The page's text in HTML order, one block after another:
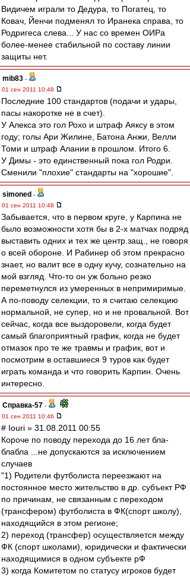
Видичем играли то Дедура, то Погатец, то
Ковач, Йенчи подменял то Иранека справа, то
Родригеса слева... У нас со времен ОИРа
более-менее стабильной по составу линии
защиты нет.
mib83 -
01 сен 2011 10:48
Последние 100 стандартов (подачи и удары,
пасы накоротке не в счет).
У Алекса это гол Рохо и штраф Аяксу в этом
году; голы Ари Жилине, Батона Анжи, Велли
Томи и штраф Алании в прошлом. Итого 6.
У Димы - это единственный пока гол Родри.
Сменили "плохие" стандарты на "хорошие".
simoned -
01 сен 2011 10:48
Забывается, что в первом круге, у Карпина не
было возможности хотя бы в 2-х матчах подряд
выставить одних и тех же центр.защ., не говоря
о всей обороне. И Рабинер об этом прекрасно
знает, но валит все в одну кучу, сознательно на
мой взгляд. Что-то он уж больно резко
переметнулся из умеренных в непримиримые.
А по-поводу селекции, то я считаю селекцию
нормальной, не супер, но и не провальной. Вот
сейчас, когда все выздоровели, когда будет
самый благоприятный график, когда не будет
отмазок про те же травмы и график, вот и
посмотрим в оставшиеся 9 туров как будет
играть команда и что говорить Карпин. Очень
интересно.
Справка-57 -
01 сен 2011 10:46
# Iouri » 31.08.2011 00:55
Короче по поводу перехода до 16 лет бла-
блабла ...не допускаются за исключением
случаев
"1) Родители футболиста переезжают на
постоянное место жительство в др. субъект РФ
по причинам, не связанным с переходом
(трансфером) футболиста в ФК(спорт школу),
находящийся в этом регионе;
2) переход (трансфер) осуществляется между
ФК (спорт школами), юридически и фактически
находящимися в одном субъекте рФ
3) когда Комитетом по статусу игроков будет